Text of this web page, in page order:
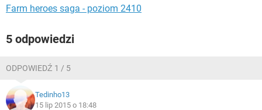
Farm heroes saga - poziom 2410
5 odpowiedzi
ODPOWIEDŹ 1 / 5
Tedinho13
15 lip 2015 o 18:48